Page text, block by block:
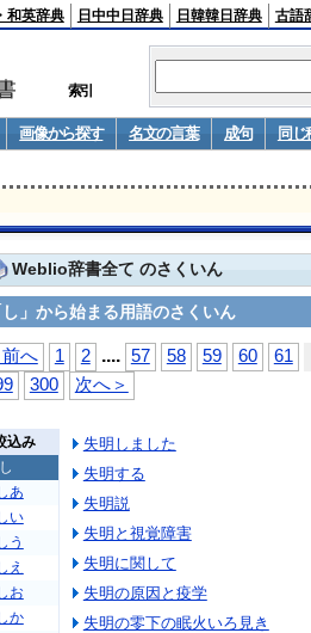
和英辞典 日中中日辞典 日韓韓日辞典 古語
索引
画像から探す 名文の言葉 成句
同じ
Weblio辞書全て のさくいん
し」から始まる用語のさくいん
前へ 1 2 .... 57 58 59 60 61
300 次へ＞
込み
し
あ
い
う
え
お
か
失明しました
失明する
失明説
失明と視覚障害
失明に関して
失明の原因と疫学
失明の零下の眠火いろ見き